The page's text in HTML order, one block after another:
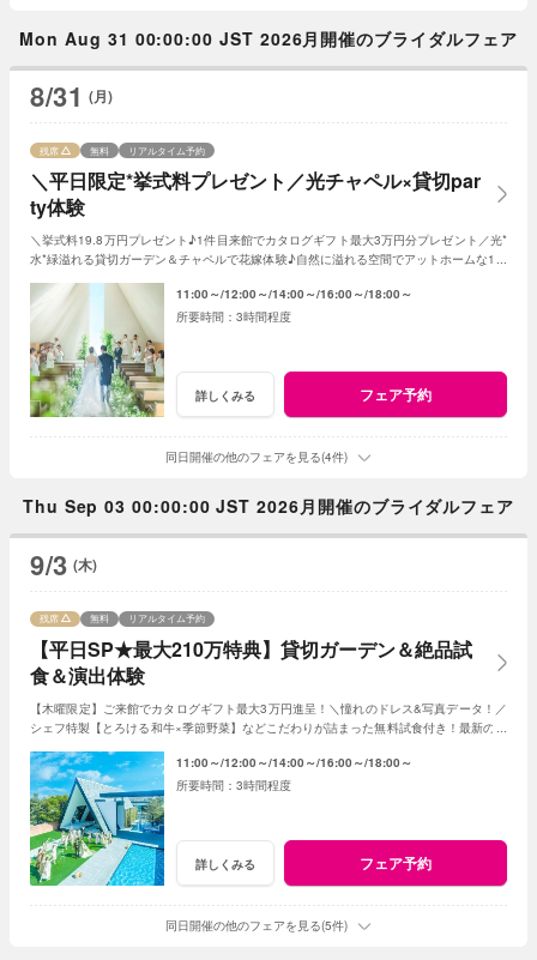
Mon Aug 31 00:00:00 JST 2026月開催のブライダルフェア
8/31 (月)
＼平日限定*挙式料プレゼント／光チャペル×貸切par
ty体験
残席 無料 リアルタイム予約
＼挙式料19.8万円プレゼント♪1件目来館でカタログギフト最大3万円分プレゼント／光*
水*緑溢れる貸切ガーデン＆チャペルで花嫁体験♪自然に溢れる空間でアットホームな1日
11:00～ 12:00～ 14:00～ 16:00～ 18:00～
3時間程度
詳しくみる フェア予約
同日開催の他のフェアを見る(4件)
Thu Sep 03 00:00:00 JST 2026月開催のブライダルフェア
9/3 (木)
【平日SP★最大210万特典】貸切ガーデン＆絶品試
食＆演出体験
残席 無料 リアルタイム予約
【木曜限定】ご来館でカタログギフト最大3万円進呈！＼憧れのドレス&写真データ！／
シェフ特製【とろける和牛×季節野菜】などこだわりが詰まった無料試食付き！最新のマ
11:00～ 12:00～ 14:00～ 16:00～ 18:00～
3時間程度
詳しくみる フェア予約
同日開催の他のフェアを見る(5件)